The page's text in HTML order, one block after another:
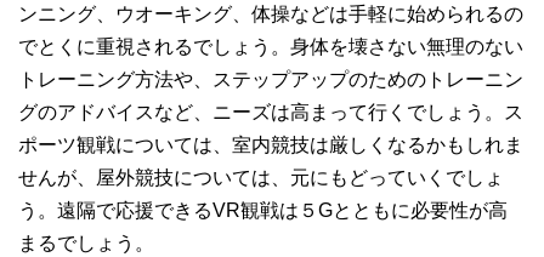
ンニング、ウオーキング、体操などは手軽に始められるの
でとくに重視されるでしょう。身体を壊さない無理のない
トレーニング方法や、ステップアップのためのトレーニン
グのアドバイスなど、ニーズは高まって行くでしょう。ス
ポーツ観戦については、室内競技は厳しくなるかもしれま
せんが、屋外競技については、元にもどっていくでしょ
う。遠隔で応援できるVR観戦は５Gとともに必要性が高
まるでしょう。